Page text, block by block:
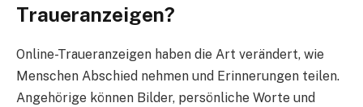
Traueranzeigen?
Online-Traueranzeigen haben die Art verändert, wie
Menschen Abschied nehmen und Erinnerungen teilen.
Angehörige können Bilder, persönliche Worte und